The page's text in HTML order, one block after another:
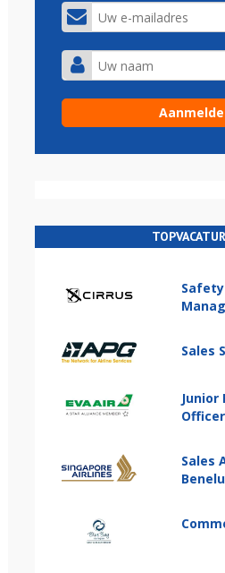
Sales
Officer
Sales